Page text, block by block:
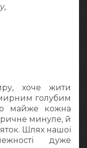
хоче жити
мирним голубим
майже кожна
минуле, й
Шлях нашої
дуже